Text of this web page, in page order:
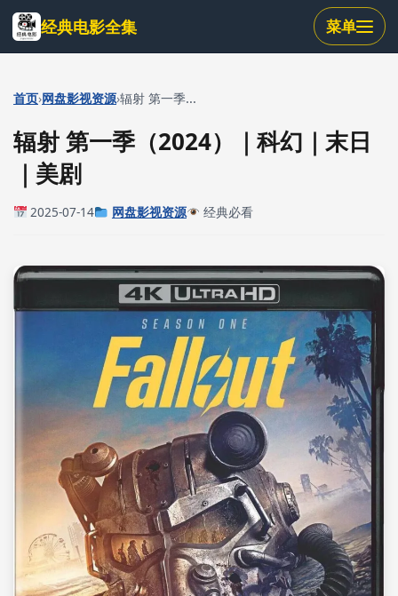
跳
到
主
内
经典电影全集 菜单
首页›网盘影视资源›辐射 第一季...
辐射 第一季（2024）｜科幻｜末日
｜美剧
2025-07-14 网盘影视资源 经典必看